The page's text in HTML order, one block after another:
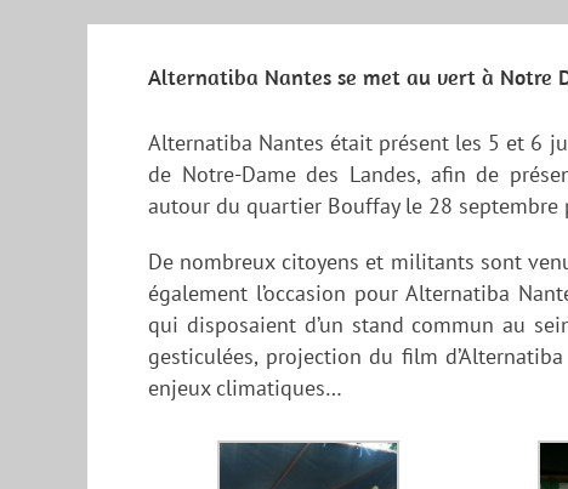
Alternatiba Nantes se met au vert à Notre
Alternatiba Nantes était présent les 5 et 6
de Notre-Dame des Landes, afin de
autour du quartier Bouffay le 28 septembre
De nombreux citoyens et militants sont
également l’occasion pour Alternatiba
qui disposaient d’un stand commun au
gesticulées, projection du film
enjeux climatiques…